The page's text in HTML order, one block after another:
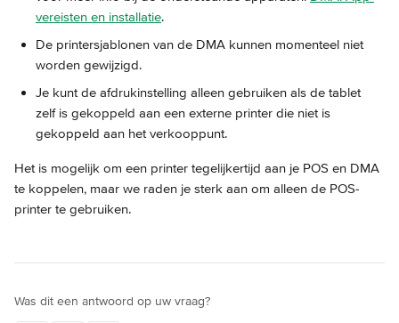
vereisten en installatie.
De printersjablonen van de DMA kunnen momenteel niet
worden gewijzigd.
Je kunt de afdrukinstelling alleen gebruiken als de tablet
zelf is gekoppeld aan een externe printer die niet is
gekoppeld aan het verkooppunt.
Het is mogelijk om een printer tegelijkertijd aan je POS en DMA
te koppelen, maar we raden je sterk aan om alleen de POS-
printer te gebruiken.
Was dit een antwoord op uw vraag?